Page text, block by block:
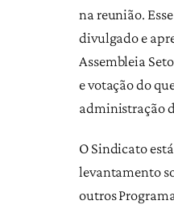
na reunião.
divulgado e
Assembleia
e votação do
administração
O Sindicato
levantamento
outros